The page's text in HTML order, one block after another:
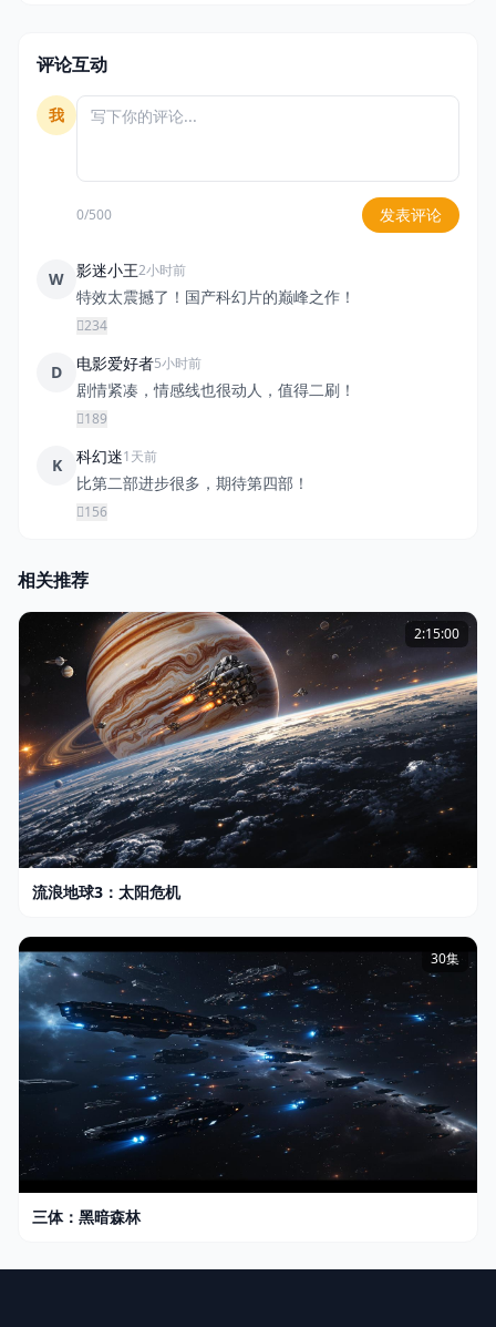
评论互动
我
0/500 发表评论
W 影迷小王2小时前
特效太震撼了！国产科幻片的巅峰之作！
234
D 电影爱好者5小时前
剧情紧凑，情感线也很动人，值得二刷！
189
K 科幻迷1天前
比第二部进步很多，期待第四部！
156
相关推荐
2:15:00
流浪地球3：太阳危机
30集
三体：黑暗森林